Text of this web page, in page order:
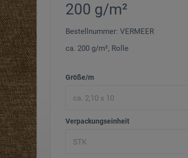
200 g/m²
Bestellnummer: VERMEER
ca. 200 g/m², Rolle
Größe/m
Verpackungseinheit